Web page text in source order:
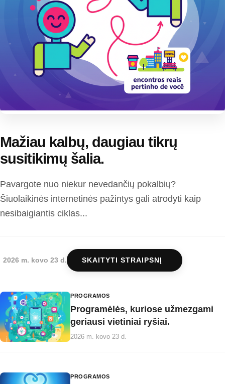
Mažiau kalbų, daugiau tikrų
susitikimų šalia.
Pavargote nuo niekur nevedančių pokalbių?
Šiuolaikinės internetinės pažintys gali atrodyti kaip
nesibaigiantis ciklas...
2026 m. kovo 23 d. SKAITYTI STRAIPSNĮ
PROGRAMOS
Programėlės, kuriose užmezgami
geriausi vietiniai ryšiai.
2026 m. kovo 23 d.
PROGRAMOS